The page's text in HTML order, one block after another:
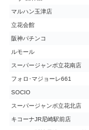
マルハン玉津店
立花会館
阪神パチンコ
ルモール
スーパージャンボ立花南店
フォロ･マジョーレ661
SOCIO
スーパージャンボ立花北店
キコーナJR尼崎駅前店